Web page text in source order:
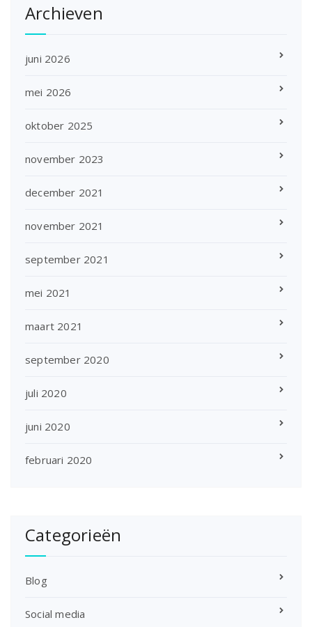
Archieven
juni 2026
mei 2026
oktober 2025
november 2023
december 2021
november 2021
september 2021
mei 2021
maart 2021
september 2020
juli 2020
juni 2020
februari 2020
Categorieën
Blog
Social media